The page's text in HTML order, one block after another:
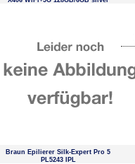
Braun Epilierer Silk-Expert Pro 5
PL5243 IPL